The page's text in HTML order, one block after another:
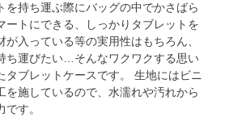
を持ち運ぶ際にバッグの中でかさばら
ートにできる、しっかりタブレットを
入っている等の実用性はもちろん、
ち運びたい…そんなワクワクする思い
タブレットケースです。 生地にはビニ
を施しているので、水濡れや汚れから
す。